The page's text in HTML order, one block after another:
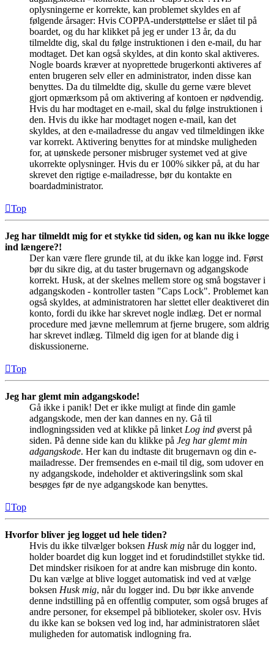
oplysningerne er korrekte, kan problemet skyldes en af
følgende årsager: Hvis COPPA-understøttelse er slået til på
boardet, og du har klikket på jeg er under 13 år, da du
tilmeldte dig, skal du følge instruktionen i den e-mail, du har
modtaget. Det kan også skyldes, at din konto skal aktiveres.
Nogle boards kræver at nyoprettede brugerkonti aktiveres af
enten brugeren selv eller en administrator, inden disse kan
benyttes. Da du tilmeldte dig, skulle du gerne være blevet
gjort opmærksom på om aktivering af kontoen er nødvendig.
Hvis du har modtaget en e-mail, skal du følge instruktionen i
den. Hvis du ikke har modtaget nogen e-mail, kan det
skyldes, at den e-mailadresse du angav ved tilmeldingen ikke
var korrekt. Aktivering benyttes for at mindske muligheden
for, at uønskede personer misbruger systemet ved at give
ukorrekte oplysninger. Hvis du er 100% sikker på, at du har
skrevet den rigtige e-mailadresse, bør du kontakte en
boardadministrator.
Top
Jeg har tilmeldt mig for et stykke tid siden, og kan nu ikke logge
ind længere?!
Der kan være flere grunde til, at du ikke kan logge ind. Først
bør du sikre dig, at du taster brugernavn og adgangskode
korrekt. Husk, at der skelnes mellem store og små bogstaver i
adgangskoden - kontroller tasten "Caps Lock". Problemet kan
også skyldes, at administratoren har slettet eller deaktiveret din
konto, fordi du ikke har skrevet nogle indlæg. Det er normal
procedure med jævne mellemrum at fjerne brugere, som aldrig
har skrevet indlæg. Tilmeld dig igen for at blande dig i
diskussionerne.
Top
Jeg har glemt min adgangskode!
Gå ikke i panik! Det er ikke muligt at finde din gamle
adgangskode, men der kan dannes en ny. Gå til
indlogningssiden ved at klikke på linket Log ind øverst på
siden. På denne side kan du klikke på Jeg har glemt min
adgangskode. Her kan du indtaste dit brugernavn og din e-
mailadresse. Der fremsendes en e-mail til dig, som udover en
ny adgangskode, indeholder et aktiveringslink som skal
besøges før de nye adgangskode kan benyttes.
Top
Hvorfor bliver jeg logget ud hele tiden?
Hvis du ikke tilvælger boksen Husk mig når du logger ind,
holder boardet dig kun logget ind et forudindstillet stykke tid.
Det mindsker risikoen for at andre kan misbruge din konto.
Du kan vælge at blive logget automatisk ind ved at vælge
boksen Husk mig, når du logger ind. Du bør ikke anvende
denne indstilling på en offentlig computer, som også bruges af
andre personer, for eksempel på biblioteker, skoler osv. Hvis
du ikke kan se boksen ved log ind, har administratoren slået
muligheden for automatisk indlogning fra.